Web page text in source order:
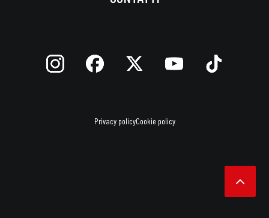
Privacy policyCookie policy